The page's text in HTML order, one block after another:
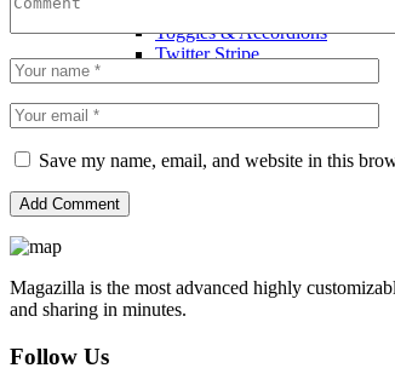
Toggles & Accordions
Twitter Stripe
Save my name, email, and website in this
Magazilla is the most advanced highly
and sharing in minutes.
Follow Us